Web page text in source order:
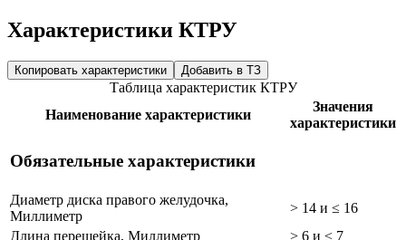
Характеристики КТРУ
Копировать характеристики Добавить в ТЗ
Таблица характеристик КТРУ
Наименование характеристики
Значения
характеристики
Обязательные характеристики
Диаметр диска правого желудочка,
Миллиметр
> 14 и ≤ 16
Длина перешейка, Миллиметр
> 6 и ≤ 7